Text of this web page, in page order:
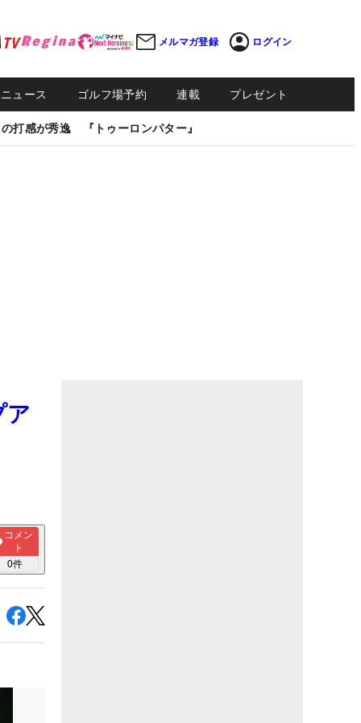
メルマガ登録 ログイン
ュース ゴルフ場予約 連載 プレゼント
打感が秀逸 『トゥーロンパター』
ア
コメン
ト
0件